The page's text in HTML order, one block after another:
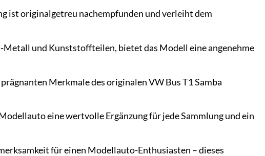
ist originalgetreu nachempfunden und verleiht dem
und Kunststoffteilen, bietet das Modell eine angenehme
Merkmale des originalen VW Bus T1 Samba
eine wertvolle Ergänzung für jede Sammlung und ein
für einen Modellauto-Enthusiasten – dieses